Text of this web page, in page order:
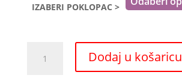
IZABERI POKLOPAC >
poklopac
Dodaj u košaricu